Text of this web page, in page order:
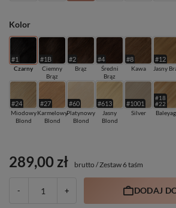
Kolor
#1
Czarny
#1B
Ciemny
Brąz
#2
Brąz
#4
Średni
Brąz
#8
Kawa
#12
Jasny
#24
Miodowy
Blond
#27
Karmelowy
Blond
#60
Platynowy
Blond
#613
Jasny
Blond
#1001
Silver
#18
#22
289,00 zł brutto /Zestaw 6 taśm
- + DODAJ